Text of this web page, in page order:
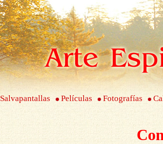
Salvapantallas Películas Fotografías